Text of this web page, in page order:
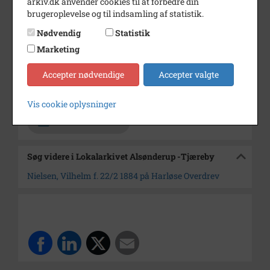
Periode
1904 - 1910
Dateringsnote
1904
Fotograf
Ukendt
Arkiv
Lokalarkivet Alsønderup -
Søg videre i Lokalarkivet Alsønderup -Tjæreby
Nielsen, Vilhelm f. 22/2 1884 på Harløse Overdrev
brugeroplevelse og til indsamling af statistik.
Nødvendig
Statistik
Marketing
Accepter nødvendige Accepter valgte
Vis cookie oplysninger